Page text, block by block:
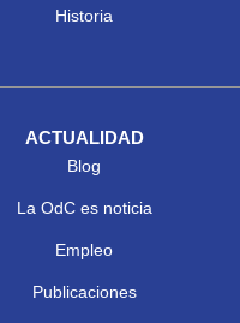
Historia
ACTUALIDAD
Blog
La OdC es noticia
Empleo
Publicaciones